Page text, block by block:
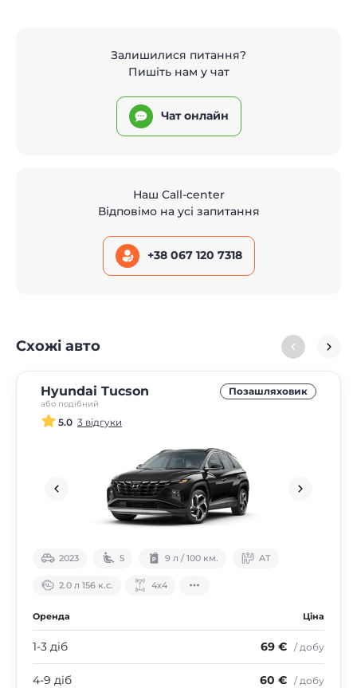
Залишилися питання?
Пишіть нам у чат
Чат онлайн
Наш Call-center
Відповімо на усі запитання
+38 067 120 7318
Схожі авто
Hyundai Tucson
або подібний
Позашляховик
5.0 3 відгуки
2023 5 9 л / 100 км. АТ
2.0 л 156 к.с. 4х4
Оренда Ціна
1-3 діб 69 € / добу
4-9 діб 60 € / добу